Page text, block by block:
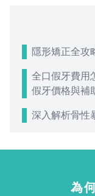
隱形矯正全攻
全口假牙費用
假牙價格與補
深入解析骨性
為